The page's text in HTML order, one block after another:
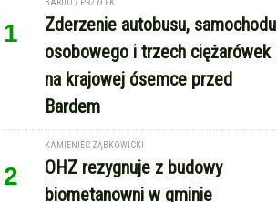
1
BARDO / PRZYŁĘK
Zderzenie autobusu, samochodu
osobowego i trzech ciężarówek
na krajowej ósemce przed
Bardem
2
KAMIENIEC ZĄBKOWICKI
OHZ rezygnuje z budowy
biometanowni w gminie